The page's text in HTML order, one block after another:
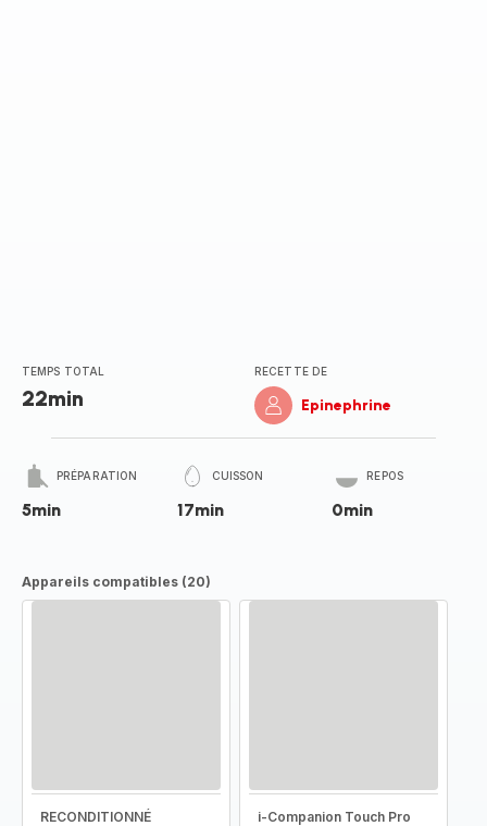
TEMPS TOTAL
22min
RECETTE DE
Epinephrine
PRÉPARATION
5min
CUISSON
17min
REPOS
0min
Appareils compatibles (20)
RECONDITIONNÉ
i-Companion Touch Pro